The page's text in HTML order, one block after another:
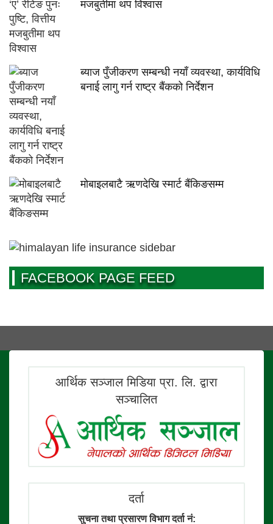
मजबुतीमा थप विश्वास
ब्याज पुँजीकरण सम्बन्धी नयाँ व्यवस्था, कार्यविधि
बनाई लागु गर्न राष्ट्र बैंकको निर्देशन
मोबाइलबाटै ऋणदेखि स्मार्ट बैंकिङसम्म
FACEBOOK PAGE FEED
आर्थिक सञ्जाल मिडिया प्रा. लि. द्वारा
सञ्चालित
दर्ता
सुचना तथा प्रसारण विभाग दर्ता नं: